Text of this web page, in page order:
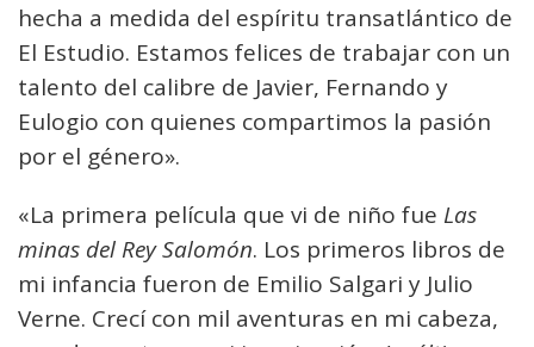
hecha a medida del espíritu transatlántico de
El Estudio. Estamos felices de trabajar con un
talento del calibre de Javier, Fernando y
Eulogio con quienes compartimos la pasión
por el género».
«La primera película que vi de niño fue Las
minas del Rey Salomón. Los primeros libros de
mi infancia fueron de Emilio Salgari y Julio
Verne. Crecí con mil aventuras en mi cabeza,